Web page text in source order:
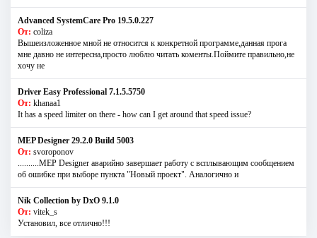
Advanced SystemCare Pro 19.5.0.227
От: coliza
Вышеизложенное мной не относится к конкретной программе,данная прога
мне давно не интересна,просто люблю читать коменты.Поймите правильно,не
хочу не
Driver Easy Professional 7.1.5.5750
От: khanaa1
It has a speed limiter on there - how can I get around that speed issue?
MEP Designer 29.2.0 Build 5003
От: svoroponov
..........MEP Designer аварийно завершает работу с всплывающим сообщением
об ошибке при выборе пункта "Новый проект". Аналогично и
Nik Collection by DxO 9.1.0
От: vitek_s
Установил, все отлично!!!